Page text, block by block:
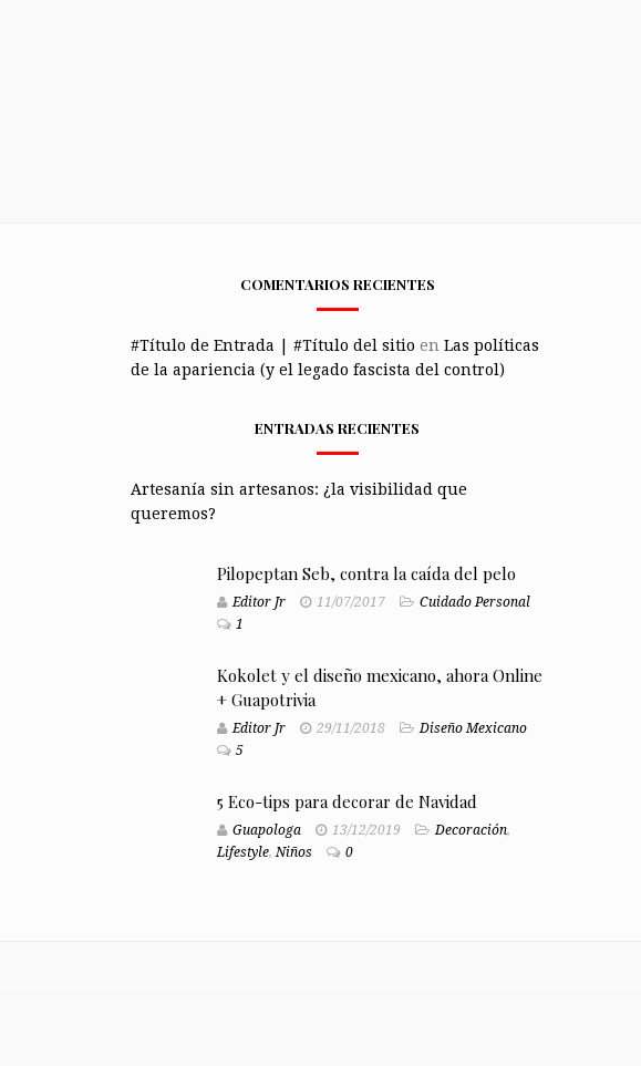
COMENTARIOS RECIENTES
#Título de Entrada | #Título del sitio en Las políticas
de la apariencia (y el legado fascista del control)
ENTRADAS RECIENTES
Artesanía sin artesanos: ¿la visibilidad que
queremos?
Pilopeptan Seb, contra la caída del pelo
Editor Jr 11/07/2017
Cuidado Personal
1
Kokolet y el diseño mexicano, ahora Online
+ Guapotrivia
Editor Jr 29/11/2018
Diseño Mexicano
5
5 Eco-tips para decorar de Navidad
Guapologa 13/12/2019 Decoración,
Lifestyle,Niños 0